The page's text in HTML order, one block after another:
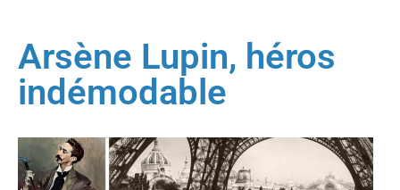
Arsène Lupin, héros
indémodable